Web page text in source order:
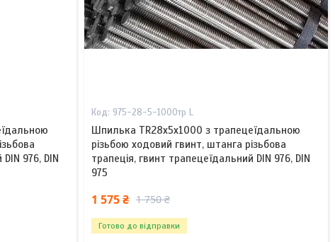
976, DIN
975-28-5-1000тр L
Шпилька TR28x5х1000 з трапецеїдальною
різьбою ходовий гвинт, штанга різьбова
трапеція, гвинт трапецеїдальний DIN 976, DIN
975
1 575 ₴ 1 750 ₴
Готово до відправки